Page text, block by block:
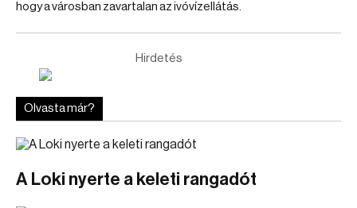
hogy a városban zavartalan az ivóvízellátás.
Hirdetés
Olvasta már?
A Loki nyerte a keleti rangadót